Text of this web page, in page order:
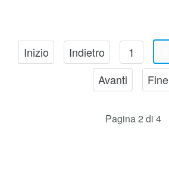
Inizio Indietro 1
Avanti
Fine
Pagina 2 di 4